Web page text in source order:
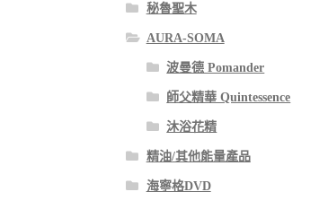
秘魯聖木
AURA-SOMA
波曼德 Pomander
師父精華 Quintessence
沐浴花精
精油/其他能量產品
海寧格DVD